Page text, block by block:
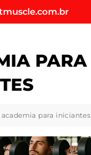
PARA
academia para iniciantes